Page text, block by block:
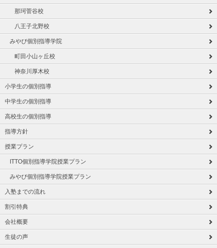
那珂菅谷校
八王子北野校
みやび個別指導学院
町田小山ヶ丘校
神奈川厚木校
小学生の個別指導
中学生の個別指導
高校生の個別指導
指導方針
授業プラン
ITTO個別指導学院授業プラン
みやび個別指導学院授業プラン
入塾までの流れ
割引特典
会社概要
生徒の声